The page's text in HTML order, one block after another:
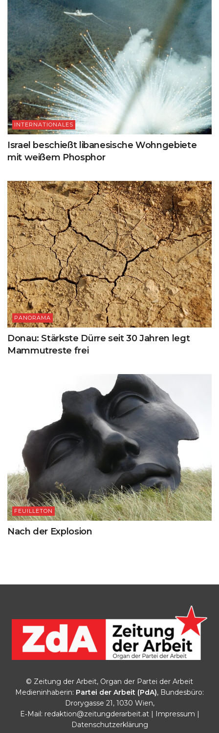
INTERNATIONALES
Israel beschießt libanesische Wohngebiete
mit weißem Phosphor
PANORAMA
Donau: Stärkste Dürre seit 30 Jahren legt
Mammutreste frei
FEUILLETON
Nach der Explosion
© Zeitung der Arbeit, Organ der Partei der Arbeit
Medieninhaberin: Partei der Arbeit (PdA), Bundesbüro:
Drorygasse 21, 1030 Wien,
E‑Mail: redaktion@zeitungderarbeit.at| Impressum |
Datenschutzerklärung